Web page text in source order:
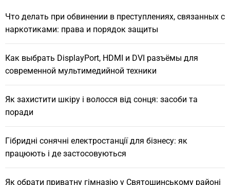
Что делать при обвинении в преступлениях, связанных с
наркотиками: права и порядок защиты
Как выбрать DisplayPort, HDMI и DVI разъёмы для
современной мультимедийной техники
Як захистити шкіру і волосся від сонця: засоби та
поради
Гібридні сонячні електростанції для бізнесу: як
працюють і де застосовуються
Як обрати приватну гімназію у Святошинському районі